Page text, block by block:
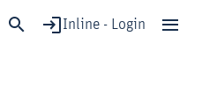
Inline - Login